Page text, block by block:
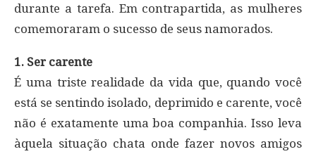
durante a tarefa. Em contrapartida, as mulheres
comemoraram o sucesso de seus namorados.
1. Ser carente
É uma triste realidade da vida que, quando você
está se sentindo isolado, deprimido e carente, você
não é exatamente uma boa companhia. Isso leva
àquela situação chata onde fazer novos amigos